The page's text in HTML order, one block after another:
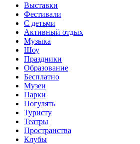
Выставки
Фестивали
С детьми
Активный отдых
Музыка
Шоу
Праздники
Образование
Бесплатно
Музеи
Парки
Погулять
Туристу
Театры
Пространства
Клубы